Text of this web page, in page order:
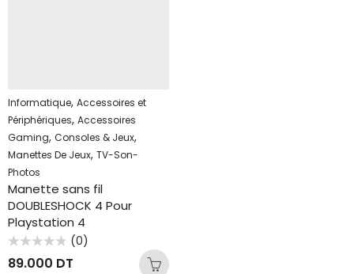
Informatique, Accessoires et
Périphériques, Accessoires
Gaming, Consoles & Jeux,
Manettes De Jeux, TV-Son-
Photos
Manette sans fil
DOUBLESHOCK 4 Pour
Playstation 4
0
(0)
89.000 DT